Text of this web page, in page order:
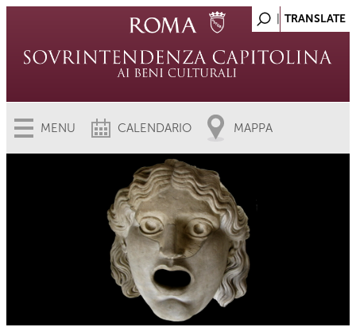
MENU CALENDARIO MAPPA